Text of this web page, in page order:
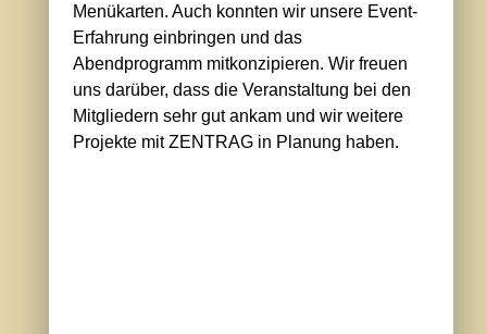
Menükarten. Auch konnten wir unsere Event-
Erfahrung einbringen und das
Abendprogramm mitkonzipieren. Wir freuen
uns darüber, dass die Veranstaltung bei den
Mitgliedern sehr gut ankam und wir weitere
Projekte mit ZENTRAG in Planung haben.